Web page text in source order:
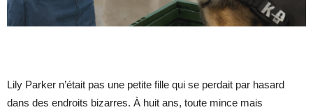
Lily Parker n’était pas une petite fille qui se perdait par hasard
dans des endroits bizarres. À huit ans, toute mince mais